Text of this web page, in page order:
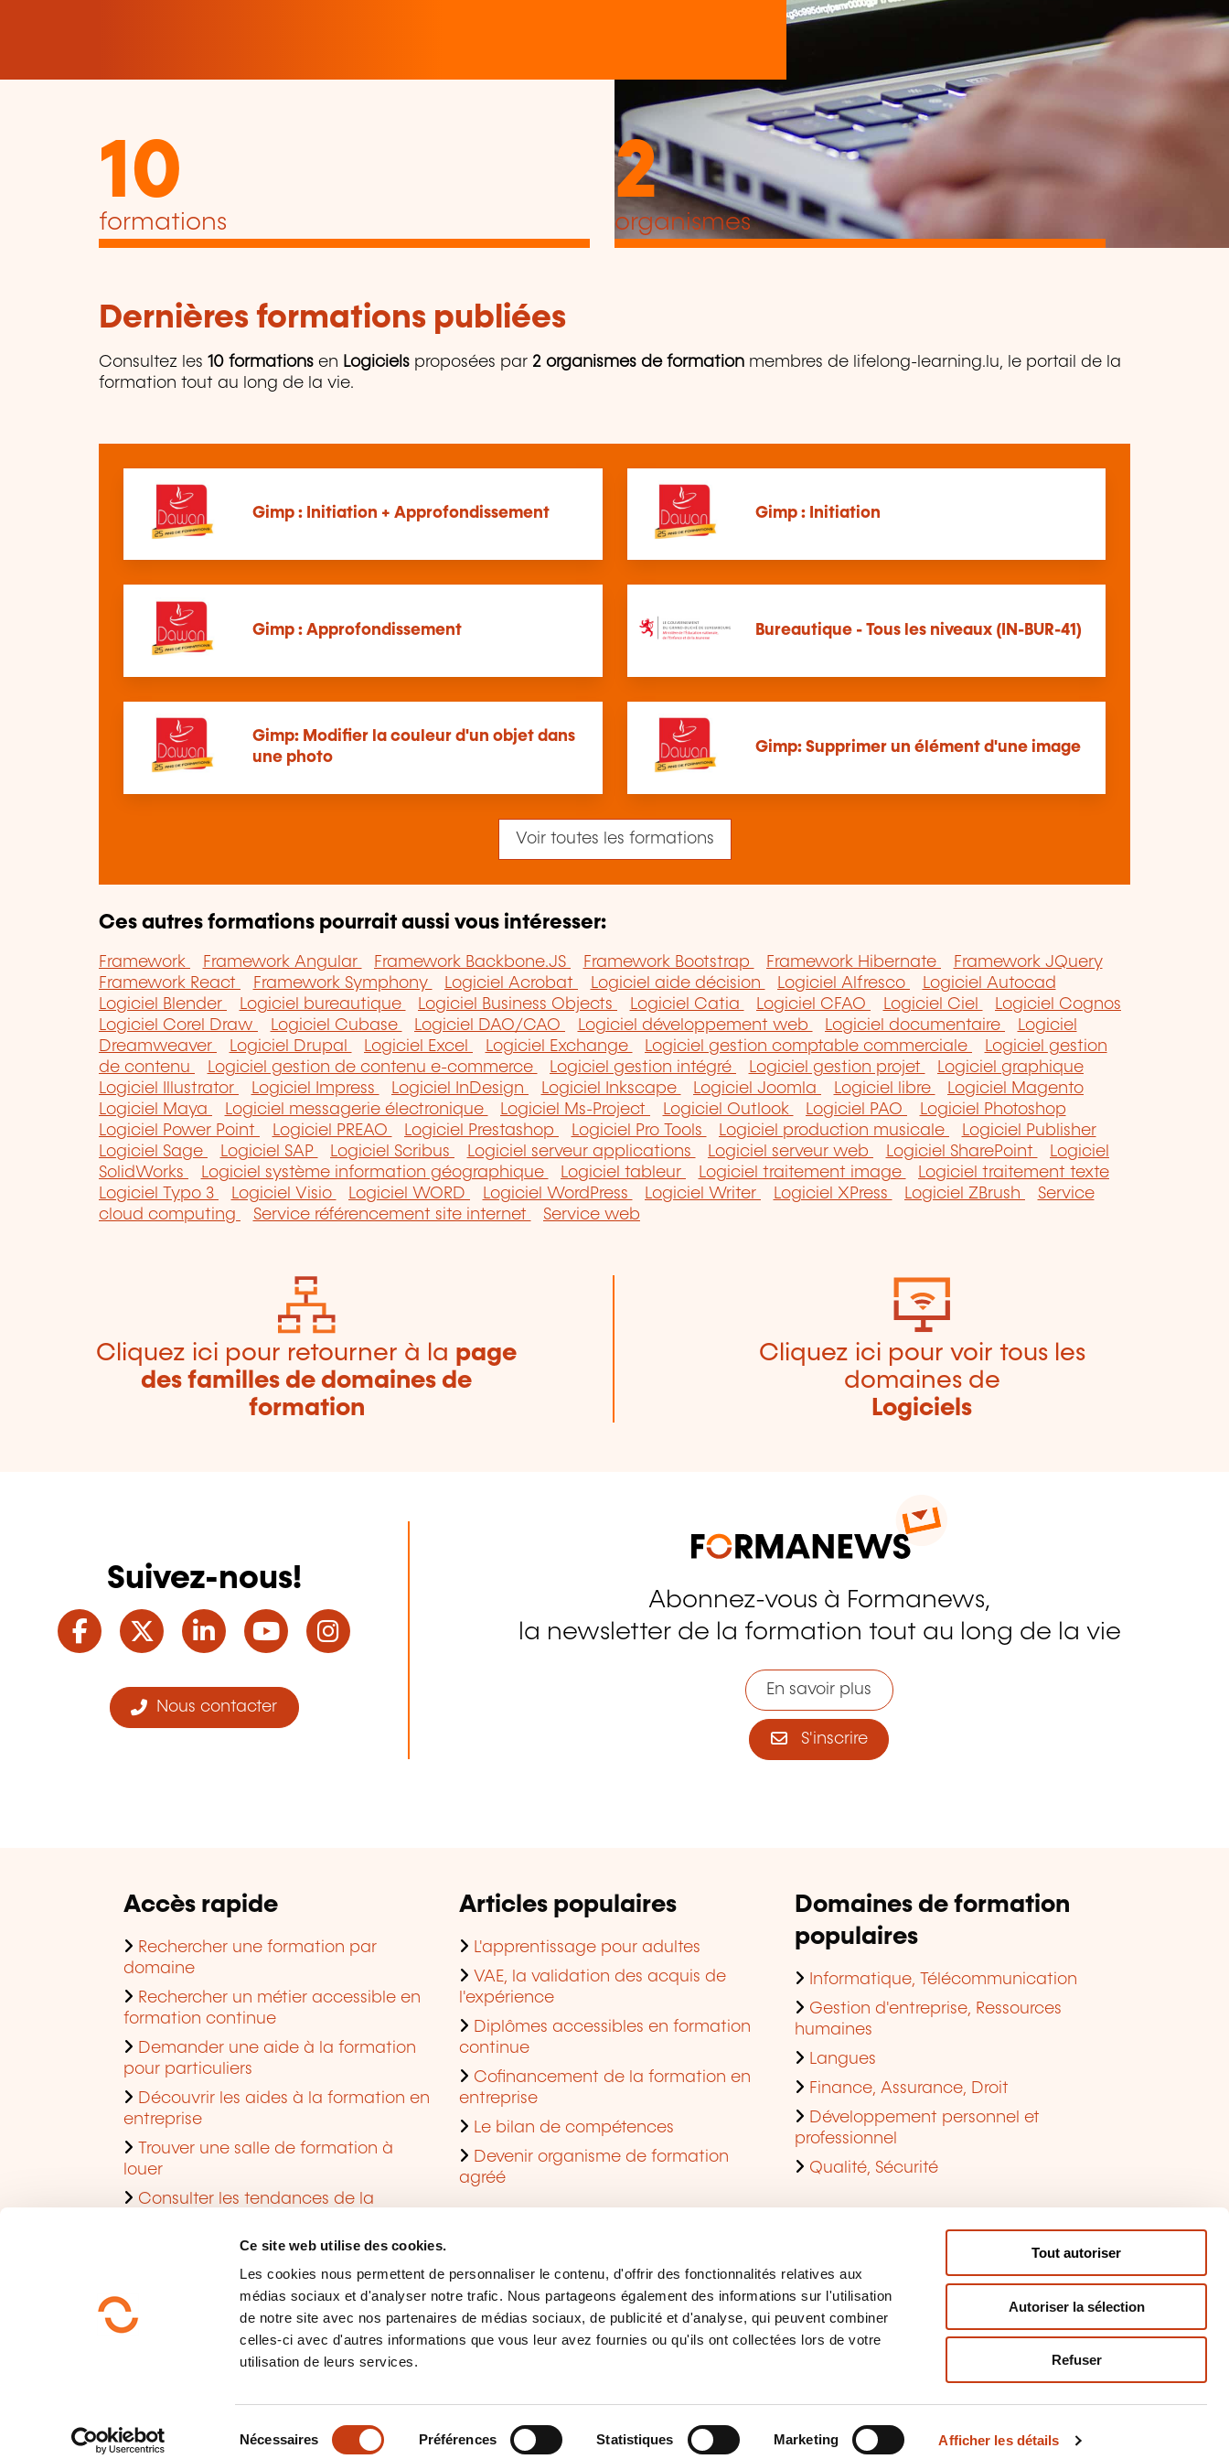
Ce site web utilise des cookies.
Les cookies nous permettent de personnaliser le contenu, d'offrir des fonctionnalités relatives aux
médias sociaux et d'analyser notre trafic. Nous partageons également des informations sur l'utilisation
de notre site avec nos partenaires de médias sociaux, de publicité et d'analyse, qui peuvent combiner
celles-ci avec d'autres informations que vous leur avez fournies ou qu'ils ont collectées lors de votre
utilisation de leurs services.
Nécessaires Préférences Statistiques Marketing Afficher les détails
Tout autoriser
Autoriser la sélection
Refuser
10
formations
2
organismes
Dernières formations publiées
Consultez les 10 formations en Logiciels proposées par 2 organismes de formation membres de lifelong-learning.lu, le portail de la
formation tout au long de la vie.
Gimp : Initiation + Approfondissement Gimp : Initiation
Gimp : Approfondissement Bureautique - Tous les niveaux (IN-BUR-41)
Gimp: Modifier la couleur d'un objet dans
une photo
Gimp: Supprimer un élément d'une image
Voir toutes les formations
Ces autres formations pourrait aussi vous intéresser:
Framework Framework Angular Framework Backbone.JS Framework Bootstrap Framework Hibernate
Framework JQuery
Framework React
Framework Symphony Logiciel Acrobat Logiciel aide décision Logiciel Alfresco
Logiciel Autocad
Logiciel Blender
Logiciel bureautique Logiciel Business Objects Logiciel Catia Logiciel CFAO Logiciel Ciel
Logiciel Cognos
Logiciel Corel Draw
Logiciel Cubase Logiciel DAO/CAO Logiciel développement web Logiciel documentaire
Logiciel
Dreamweaver
Logiciel Drupal Logiciel Excel Logiciel Exchange Logiciel gestion comptable commerciale
Logiciel gestion
de contenu
Logiciel gestion de contenu e-commerce Logiciel gestion intégré Logiciel gestion projet
Logiciel graphique
Logiciel Illustrator
Logiciel Impress Logiciel InDesign Logiciel Inkscape Logiciel Joomla Logiciel libre
Logiciel Magento
Logiciel Maya
Logiciel messagerie électronique Logiciel Ms-Project Logiciel Outlook Logiciel PAO
Logiciel Photoshop
Logiciel Power Point
Logiciel PREAO Logiciel Prestashop Logiciel Pro Tools Logiciel production musicale
Logiciel Publisher
Logiciel Sage
Logiciel SAP Logiciel Scribus Logiciel serveur applications Logiciel serveur web Logiciel SharePoint
Logiciel
SolidWorks
Logiciel système information géographique Logiciel tableur Logiciel traitement image
Logiciel traitement texte
Logiciel Typo 3
Logiciel Visio Logiciel WORD Logiciel WordPress Logiciel Writer Logiciel XPress Logiciel ZBrush
Service
cloud computing
Service référencement site internet Service web
Cliquez ici pour retourner à la page
des familles de domaines de
formation
Cliquez ici pour voir tous les
domaines de
Logiciels
Suivez-nous!
Facebook
TwitterLinkedInYouTube
Nous contacter
Abonnez-vous à Formanews,
la newsletter de la formation tout au long de la vie
En savoir plus
S'inscrire
Accès rapide
Rechercher une formation par
domaine
Rechercher un métier accessible en
formation continue
Demander une aide à la formation
pour particuliers
Découvrir les aides à la formation en
entreprise
Trouver une salle de formation à
louer
Consulter les tendances de la
Articles populaires
L'apprentissage pour adultes
VAE, la validation des acquis de
l'expérience
Diplômes accessibles en formation
continue
Cofinancement de la formation en
entreprise
Le bilan de compétences
Devenir organisme de formation
agréé
Domaines de formation
populaires
Informatique, Télécommunication
Gestion d'entreprise, Ressources
humaines
Langues
Finance, Assurance, Droit
Développement personnel et
professionnel
Qualité, Sécurité
Plan du site